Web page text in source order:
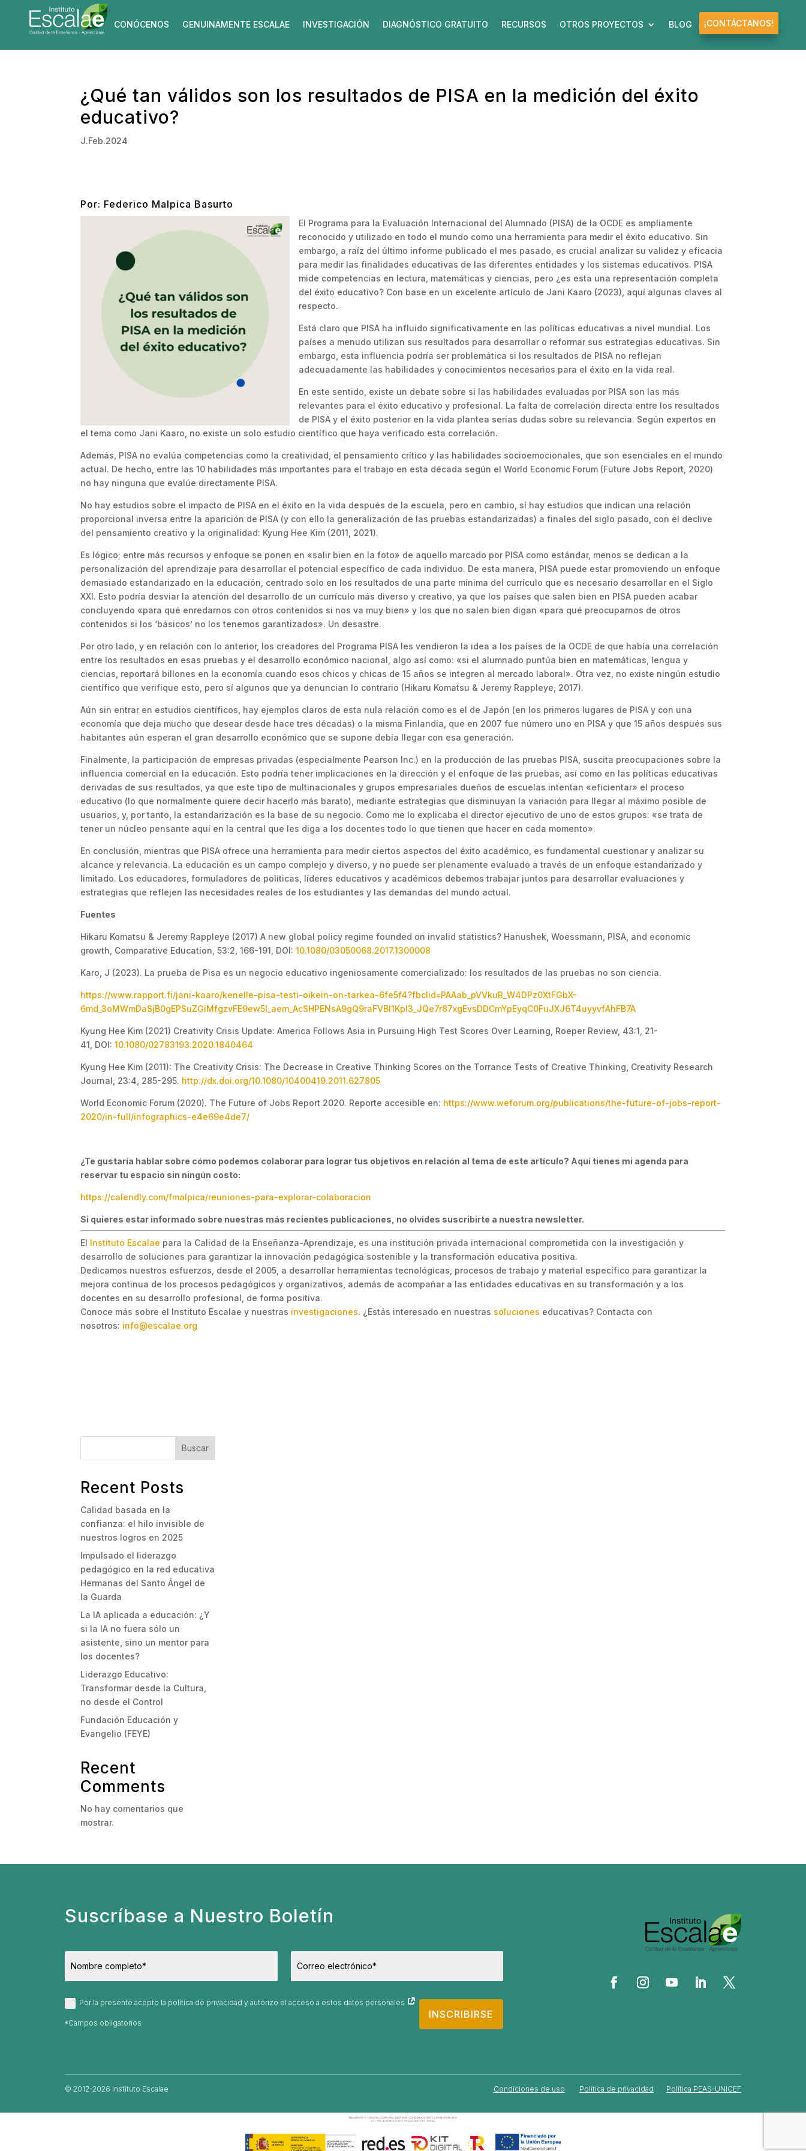
CONÓCENOS GENUINAMENTE ESCALAE INVESTIGACIÓN DIAGNÓSTICO GRATUITO RECURSOS OTROS PROYECTOS BLOG ¡CONTÁCTANOS!
¿Qué tan válidos son los resultados de PISA en la medición del éxito
educativo?
J.Feb.2024
Por: Federico Malpica Basurto
El Programa para la Evaluación Internacional del Alumnado (PISA) de la OCDE es ampliamente
reconocido y utilizado en todo el mundo como una herramienta para medir el éxito educativo. Sin
embargo, a raíz del último informe publicado el mes pasado, es crucial analizar su validez y eficacia
para medir las finalidades educativas de las diferentes entidades y los sistemas educativos. PISA
mide competencias en lectura, matemáticas y ciencias, pero ¿es esta una representación completa
del éxito educativo? Con base en un excelente artículo de Jani Kaaro (2023), aquí algunas claves al
respecto.
Está claro que PISA ha influido significativamente en las políticas educativas a nivel mundial. Los
países a menudo utilizan sus resultados para desarrollar o reformar sus estrategias educativas. Sin
embargo, esta influencia podría ser problemática si los resultados de PISA no reflejan
adecuadamente las habilidades y conocimientos necesarios para el éxito en la vida real.
En este sentido, existe un debate sobre si las habilidades evaluadas por PISA son las más
relevantes para el éxito educativo y profesional. La falta de correlación directa entre los resultados
de PISA y el éxito posterior en la vida plantea serias dudas sobre su relevancia. Según expertos en
el tema como Jani Kaaro, no existe un solo estudio científico que haya verificado esta correlación.
Además, PISA no evalúa competencias como la creatividad, el pensamiento crítico y las habilidades socioemocionales, que son esenciales en el mundo
actual. De hecho, entre las 10 habilidades más importantes para el trabajo en esta década según el World Economic Forum (Future Jobs Report, 2020)
no hay ninguna que evalúe directamente PISA.
No hay estudios sobre el impacto de PISA en el éxito en la vida después de la escuela, pero en cambio, sí hay estudios que indican una relación
proporcional inversa entre la aparición de PISA (y con ello la generalización de las pruebas estandarizadas) a finales del siglo pasado, con el declive
del pensamiento creativo y la originalidad: Kyung Hee Kim (2011, 2021).
Es lógico; entre más recursos y enfoque se ponen en «salir bien en la foto» de aquello marcado por PISA como estándar, menos se dedican a la
personalización del aprendizaje para desarrollar el potencial específico de cada individuo. De esta manera, PISA puede estar promoviendo un enfoque
demasiado estandarizado en la educación, centrado solo en los resultados de una parte mínima del currículo que es necesario desarrollar en el Siglo
XXI. Esto podría desviar la atención del desarrollo de un currículo más diverso y creativo, ya que los países que salen bien en PISA pueden acabar
concluyendo «para qué enredarnos con otros contenidos si nos va muy bien» y los que no salen bien digan «para qué preocuparnos de otros
contenidos si los ‘básicos’ no los tenemos garantizados». Un desastre.
Por otro lado, y en relación con lo anterior, los creadores del Programa PISA les vendieron la idea a los países de la OCDE de que había una correlación
entre los resultados en esas pruebas y el desarrollo económico nacional, algo así como: «si el alumnado puntúa bien en matemáticas, lengua y
ciencias, reportará billones en la economía cuando esos chicos y chicas de 15 años se integren al mercado laboral». Otra vez, no existe ningún estudio
científico que verifique esto, pero sí algunos que ya denuncian lo contrario (Hikaru Komatsu & Jeremy Rappleye, 2017).
Aún sin entrar en estudios científicos, hay ejemplos claros de esta nula relación como es el de Japón (en los primeros lugares de PISA y con una
economía que deja mucho que desear desde hace tres décadas) o la misma Finlandia, que en 2007 fue número uno en PISA y que 15 años después sus
habitantes aún esperan el gran desarrollo económico que se supone debía llegar con esa generación.
Finalmente, la participación de empresas privadas (especialmente Pearson Inc.) en la producción de las pruebas PISA, suscita preocupaciones sobre la
influencia comercial en la educación. Esto podría tener implicaciones en la dirección y el enfoque de las pruebas, así como en las políticas educativas
derivadas de sus resultados, ya que este tipo de multinacionales y grupos empresariales dueños de escuelas intentan «eficientar» el proceso
educativo (lo que normalmente quiere decir hacerlo más barato), mediante estrategias que disminuyan la variación para llegar al máximo posible de
usuarios, y, por tanto, la estandarización es la base de su negocio. Como me lo explicaba el director ejecutivo de uno de estos grupos: «se trata de
tener un núcleo pensante aquí en la central que les diga a los docentes todo lo que tienen que hacer en cada momento».
En conclusión, mientras que PISA ofrece una herramienta para medir ciertos aspectos del éxito académico, es fundamental cuestionar y analizar su
alcance y relevancia. La educación es un campo complejo y diverso, y no puede ser plenamente evaluado a través de un enfoque estandarizado y
limitado. Los educadores, formuladores de políticas, líderes educativos y académicos debemos trabajar juntos para desarrollar evaluaciones y
estrategias que reflejen las necesidades reales de los estudiantes y las demandas del mundo actual.
Fuentes
Hikaru Komatsu & Jeremy Rappleye (2017) A new global policy regime founded on invalid statistics? Hanushek, Woessmann, PISA, and economic
growth, Comparative Education, 53:2, 166-191, DOI:10.1080/03050068.2017.1300008
Karo, J (2023). La prueba de Pisa es un negocio educativo ingeniosamente comercializado: los resultados de las pruebas no son ciencia.
https://www.rapport.fi/jani-kaaro/kenelle-pisa-testi-oikein-on-tarkea-6fe5f4?fbclid=PAAab_pVVkuR_W4DPz0XtFGbX-
6md_3oMWmDaSjB0gEPSuZGiMfgzvFE9ew5I_aem_AcSHPENsA9gQ9raFVBl1Kpl3_JQe7r87xgEvsDDCmYpEyqC0FuJXJ6T4uyyvfAhFB7A
Kyung Hee Kim (2021) Creativity Crisis Update: America Follows Asia in Pursuing High Test Scores Over Learning, Roeper Review, 43:1, 21-
41, DOI:10.1080/02783193.2020.1840464
Kyung Hee Kim (2011): The Creativity Crisis: The Decrease in Creative Thinking Scores on the Torrance Tests of Creative Thinking, Creativity Research
Journal, 23:4, 285-295. http://dx.doi.org/10.1080/10400419.2011.627805
World Economic Forum (2020). The Future of Jobs Report 2020. Reporte accesible en: https://www.weforum.org/publications/the-future-of-jobs-report-
2020/in-full/infographics-e4e69e4de7/
¿Te gustaría hablar sobre cómo podemos colaborar para lograr tus objetivos en relación al tema de este artículo? Aquí tienes mi agenda para
reservar tu espacio sin ningún costo:
https://calendly.com/fmalpica/reuniones-para-explorar-colaboracion
Si quieres estar informado sobre nuestras más recientes publicaciones, no olvides suscribirte a nuestra newsletter.
El Instituto Escalae para la Calidad de la Enseñanza-Aprendizaje, es una institución privada internacional comprometida con la investigación y
desarrollo de soluciones para garantizar la innovación pedagógica sostenible y la transformación educativa positiva.
Dedicamos nuestros esfuerzos, desde el 2005, a desarrollar herramientas tecnológicas, procesos de trabajo y material específico para garantizar la
mejora continua de los procesos pedagógicos y organizativos, además de acompañar a las entidades educativas en su transformación y a los
docentes en su desarrollo profesional, de forma positiva.
Conoce más sobre el Instituto Escalae y nuestras investigaciones. ¿Estás interesado en nuestras soluciones educativas? Contacta con
nosotros: info@escalae.org
Buscar
Recent Posts
Calidad basada en la
confianza: el hilo invisible de
nuestros logros en 2025
Impulsado el liderazgo
pedagógico en la red educativa
Hermanas del Santo Ángel de
la Guarda
La IA aplicada a educación: ¿Y
si la IA no fuera sólo un
asistente, sino un mentor para
los docentes?
Liderazgo Educativo:
Transformar desde la Cultura,
no desde el Control
Fundación Educación y
Evangelio (FEYE)
Recent
Comments
No hay comentarios que
mostrar.
Suscríbase a Nuestro Boletín
Por la presente acepto la política de privacidad y autorizo el acceso a estos datos personales
INSCRIBIRSE
© 2012-2026 Instituto Escalae Condiciones de uso Política de privacidad Política PEAS-UNICEF